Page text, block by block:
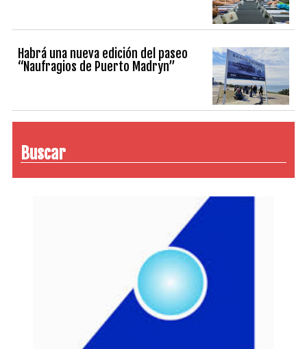
Habrá una nueva edición del paseo
“Naufragios de Puerto Madryn”
Buscar